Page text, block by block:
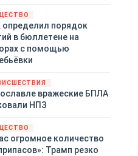
кризис в
и Германии, выборы
Франции могут полностью
геополитический
в мире, пока
ожидает выборов
порядок
в бюллетене на
с помощью
вражеские БПЛА
НПЗ
огромное количество
Трамп резко